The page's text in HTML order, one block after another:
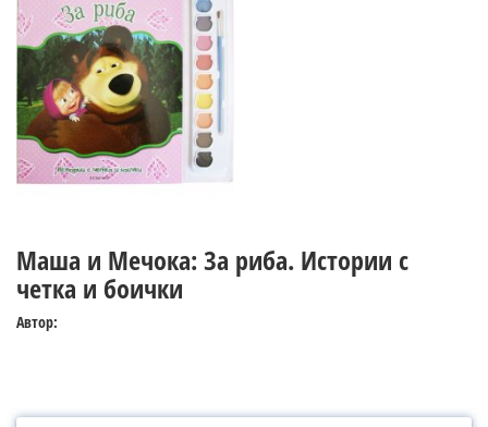
Маша и Мечока: За риба. Истории с
четка и боички
Автор: